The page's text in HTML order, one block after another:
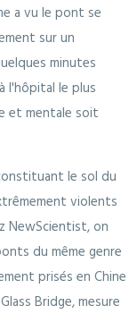
a vu le pont se
sur un
minutes
l'hôpital le plus
et mentale soit
le sol du
violents
NewScientist, on
du même genre
prisés en Chine
Bridge, mesure